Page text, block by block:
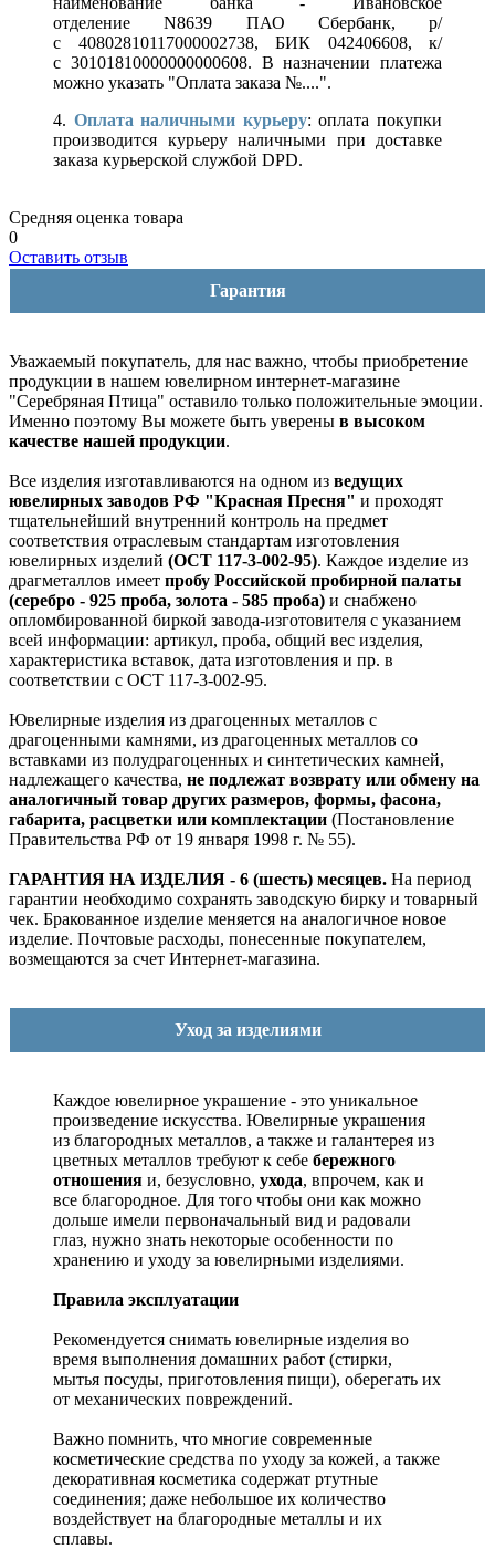
отделение N8639 ПАО Сбербанк, р/
с 40802810117000002738, БИК 042406608, к/
с 30101810000000000608. В назначении платежа
можно указать "Оплата заказа №....".
4. Оплата наличными курьеру: оплата покупки
производится курьеру наличными при доставке
заказа курьерской службой DPD.
Средняя оценка товара
0
Оставить отзыв
Гарантия
Уважаемый покупатель, для нас важно, чтобы приобретение
продукции в нашем ювелирном интернет-магазине
"Серебряная Птица" оставило только положительные эмоции.
Именно поэтому Вы можете быть уверены в высоком
качестве нашей продукции.
Все изделия изготавливаются на одном из ведущих
ювелирных заводов РФ "Красная Пресня" и проходят
тщательнейший внутренний контроль на предмет
соответствия отраслевым стандартам изготовления
ювелирных изделий (ОСТ 117-3-002-95). Каждое изделие из
драгметаллов имеет пробу Российской пробирной палаты
(серебро - 925 проба, золота - 585 проба) и снабжено
опломбированной биркой завода-изготовителя с указанием
всей информации: артикул, проба, общий вес изделия,
характеристика вставок, дата изготовления и пр. в
соответствии с ОСТ 117-3-002-95.
Ювелирные изделия из драгоценных металлов с
драгоценными камнями, из драгоценных металлов со
вставками из полудрагоценных и синтетических камней,
надлежащего качества, не подлежат возврату или обмену на
аналогичный товар других размеров, формы, фасона,
габарита, расцветки или комплектации (Постановление
Правительства РФ от 19 января 1998 г. № 55).
ГАРАНТИЯ НА ИЗДЕЛИЯ - 6 (шесть) месяцев. На период
гарантии необходимо сохранять заводскую бирку и товарный
чек. Бракованное изделие меняется на аналогичное новое
изделие. Почтовые расходы, понесенные покупателем,
возмещаются за счет Интернет-магазина.
Уход за изделиями
Каждое ювелирное украшение - это уникальное
произведение искусства. Ювелирные украшения
из благородных металлов, а также и галантерея из
цветных металлов требуют к себе бережного
отношения и, безусловно, ухода, впрочем, как и
все благородное. Для того чтобы они как можно
дольше имели первоначальный вид и радовали
глаз, нужно знать некоторые особенности по
хранению и уходу за ювелирными изделиями.
Правила эксплуатации
Рекомендуется снимать ювелирные изделия во
время выполнения домашних работ (стирки,
мытья посуды, приготовления пищи), оберегать их
от механических повреждений.
Важно помнить, что многие современные
косметические средства по уходу за кожей, а также
декоративная косметика содержат ртутные
соединения; даже небольшое их количество
воздействует на благородные металлы и их
сплавы.